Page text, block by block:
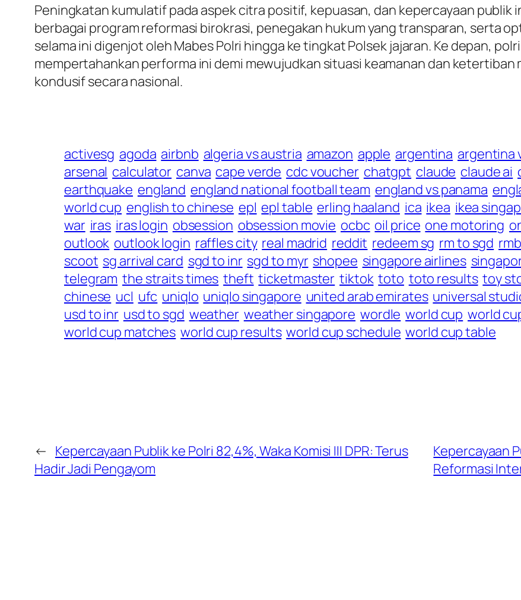
Peningkatan kumulatif pada aspek citra positif, kepuasan, dan kepercayaan publik
berbagai program reformasi birokrasi, penegakan hukum yang transparan, serta
selama ini digenjot oleh Mabes Polri hingga ke tingkat Polsek jajaran. Ke depan,
mempertahankan performa ini demi mewujudkan situasi keamanan dan ketertiban
kondusif secara nasional.
activesg agoda airbnb algeria vs austria amazon apple argentina argentina
arsenal calculator canva cape verde cdc voucher chatgpt claude claude ai
earthquake england england national football team england vs panama
world cup english to chinese epl epl table erling haaland ica ikea ikea
war iras iras login obsession obsession movie ocbc oil price one motoring
outlook outlook login raffles city real madrid reddit redeem sg rm to sgd
scoot sg arrival card sgd to inr sgd to myr shopee singapore airlines
telegram the straits times theft ticketmaster tiktok toto toto results toy
chinese ucl ufc uniqlo uniqlo singapore united arab emirates universal
usd to inr usd to sgd weather weather singapore wordle world cup world
world cup matches world cup results world cup schedule world cup table
← Kepercayaan Publik ke Polri 82,4%, Waka Komisi III DPR: Terus
Hadir Jadi Pengayom
Kepercayaan
Reformasi